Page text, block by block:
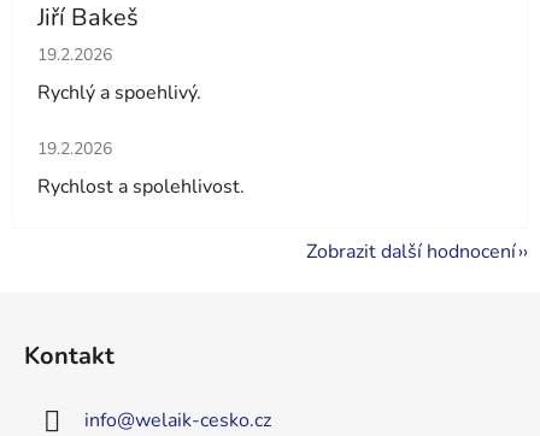
Jiří Bakeš
Hodnocení obchodu je 5 z 5 hvězdiček.
19.2.2026
Rychlý a spoehlivý.
Hodnocení obchodu je 5 z 5 hvězdiček.
19.2.2026
Rychlost a spolehlivost.
Zobrazit další hodnocení
Kontakt
info@welaik-cesko.cz